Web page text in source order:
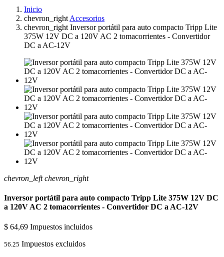
Inicio
chevron_right Accesorios
chevron_right Inversor portátil para auto compacto Tripp Lite
375W 12V DC a 120V AC 2 tomacorrientes - Convertidor
DC a AC-12V
chevron_left chevron_right
Inversor portátil para auto compacto Tripp Lite 375W 12V DC
a 120V AC 2 tomacorrientes - Convertidor DC a AC-12V
$ 64,69 Impuestos incluidos
56.25 Impuestos excluidos